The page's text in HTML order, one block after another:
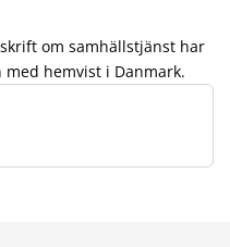
om samhällstjänst har
hemvist i Danmark.